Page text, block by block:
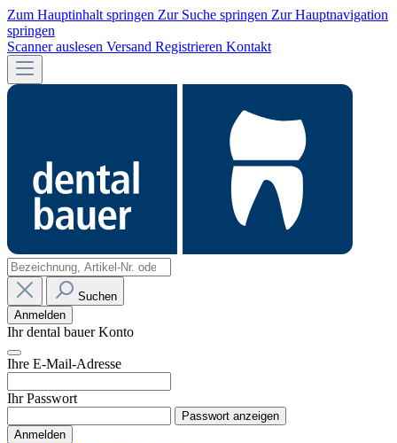
Zum Hauptinhalt springen Zur Suche springen Zur Hauptnavigation
springen
Scanner auslesen Versand Registrieren Kontakt
Suchen
Anmelden
Ihr dental bauer Konto
Ihre E-Mail-Adresse
Ihr Passwort
Passwort anzeigen
Anmelden